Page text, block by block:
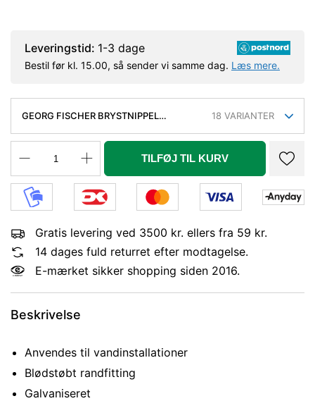
Leveringstid: 1-3 dage
Bestil før kl. 15.00, så sender vi samme dag. Læs mere.
GEORG FISCHER BRYSTNIPPEL
18 VARIANTER
TILFØJ TIL KURV
Gratis levering ved 3500 kr. ellers fra 59 kr.
14 dages fuld returret efter modtagelse.
E-mærket sikker shopping siden 2016.
Beskrivelse
Anvendes til vandinstallationer
Blødstøbt randfitting
Galvaniseret